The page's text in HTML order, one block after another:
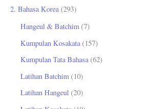
2. Bahasa Korea(293)
Hangeul & Batchim (7)
Kumpulan Kosakata (157)
Kumpulan Tata Bahasa(62)
Latihan Batchim (10)
Latihan Hangeul (20)